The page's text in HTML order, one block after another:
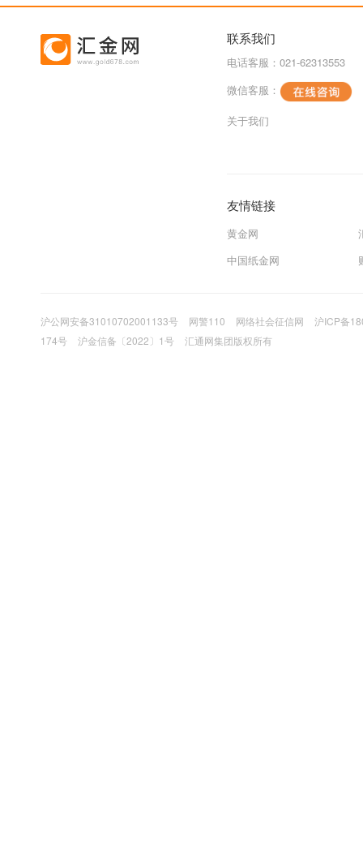
联系我们
电话客服：021-62313553
微信客服：
关于我们
友情链接
黄金网
中国纸金网
沪公网安备31010702001133号 网警110 网络社会征信网
沪ICP备
174号
沪金信备〔2022〕1号 汇通网集团版权所有